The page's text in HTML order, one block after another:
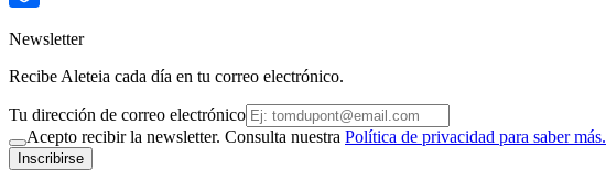
Newsletter
Recibe Aleteia cada día en tu correo electrónico.
Tu dirección de correo electrónico
Acepto recibir la newsletter. Consulta nuestra Política de privacidad para saber más.
Inscribirse